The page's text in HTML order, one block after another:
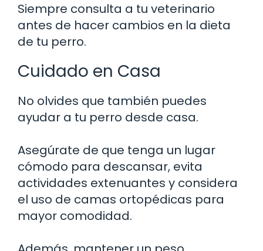
Siempre consulta a tu veterinario
antes de hacer cambios en la dieta
de tu perro.
Cuidado en Casa
No olvides que también puedes
ayudar a tu perro desde casa.
Asegúrate de que tenga un lugar
cómodo para descansar, evita
actividades extenuantes y considera
el uso de camas ortopédicas para
mayor comodidad.